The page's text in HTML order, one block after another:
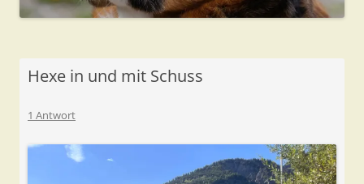
Hexe in und mit Schuss
1 Antwort